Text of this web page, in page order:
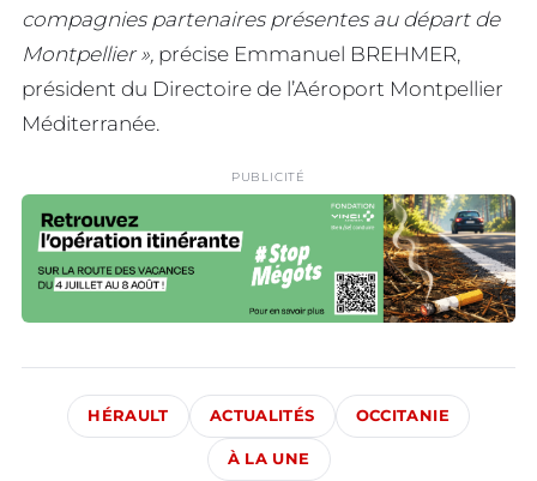
compagnies partenaires présentes au départ de
Montpellier », précise Emmanuel BREHMER,
président du Directoire de l’Aéroport Montpellier
Méditerranée.
PUBLICITÉ
HÉRAULT ACTUALITÉS OCCITANIE
À LA UNE